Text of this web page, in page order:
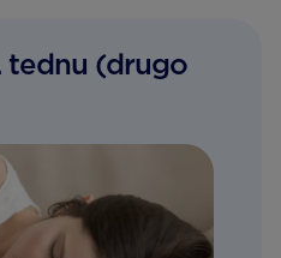
tednu (drugo